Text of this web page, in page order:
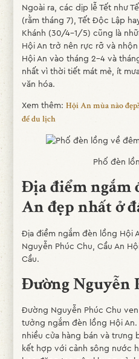
Ngoài ra, các dịp lễ Tết như
(rằm tháng 7), Tết Độc Lập
Khánh (30/4-1/5) cũng là
Hội An trở nên rực rỡ và
Hội An vào tháng 2-4 và
nhất vì thời tiết mát mẻ, ít
văn hóa.
Xem thêm: Hội An mùa nào
để du lịch
Phố đèn
Địa điểm ngắm
An đẹp nhất ở
Địa điểm ngắm đèn lồng Hội
Nguyễn Phúc Chu, Cầu An
Cầu.
Đường Nguyễn
Đường Nguyễn Phúc Chu
tưởng ngắm đèn lồng Hội
nhiều cửa hàng bán và trưng
kết hợp với cảnh sông nước